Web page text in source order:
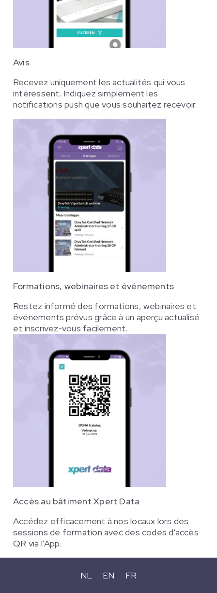
Avis
Recevez uniquement les actualités qui vous
intéressent. Indiquez simplement les
notifications push que vous souhaitez recevoir.
Formations, webinaires et événements
Restez informé des formations, webinaires et
événements prévus grâce à un aperçu actualisé
et inscrivez-vous facilement.
Accès au bâtiment Xpert Data
Accédez efficacement à nos locaux lors des
sessions de formation avec des codes d'accès
QR via l'App.
NL EN
FR